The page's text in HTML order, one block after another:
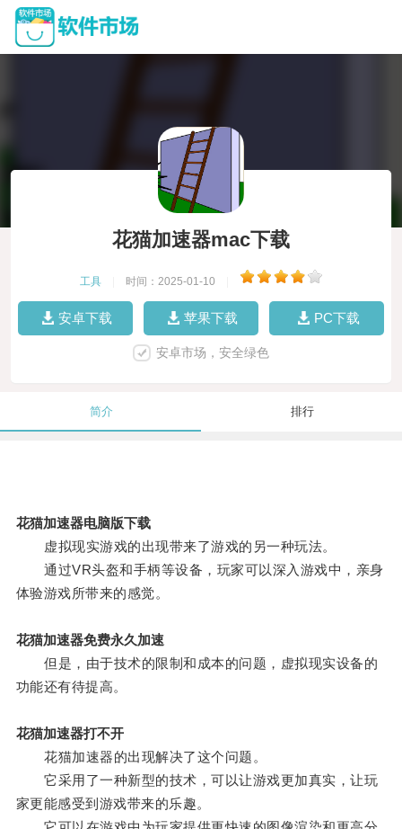
花猫加速器mac下载
工具 时间：2025-01-10
安卓下载 苹果下载 PC下载
安卓市场，安全绿色
简介 排行
花猫加速器电脑版下载
虚拟现实游戏的出现带来了游戏的另一种玩法。
通过VR头盔和手柄等设备，玩家可以深入游戏中，亲身
体验游戏所带来的感觉。
花猫加速器免费永久加速
但是，由于技术的限制和成本的问题，虚拟现实设备的
功能还有待提高。
花猫加速器打不开
花猫加速器的出现解决了这个问题。
它采用了一种新型的技术，可以让游戏更加真实，让玩
家更能感受到游戏带来的乐趣。